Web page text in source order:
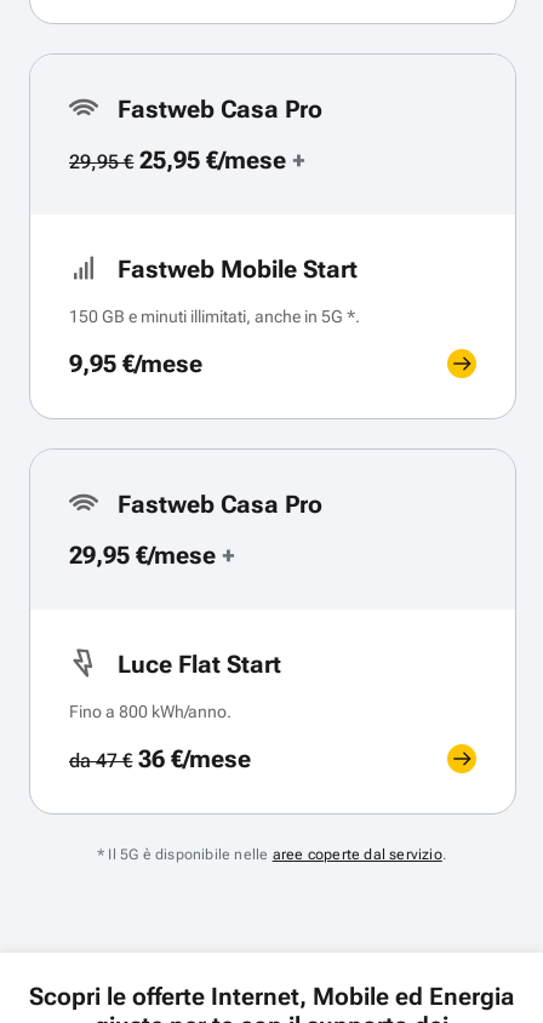
Fastweb Casa Pro
29,95 €25,95 €/mese+
Fastweb Mobile Start
150 GB e minuti illimitati, anche in 5G *.
9,95 €/mese
Fastweb Casa Pro
29,95 €/mese +
Luce Flat Start
Fino a 800 kWh/anno.
da 47 €36 €/mese
* Il 5G è disponibile nelle aree coperte dal servizio.
Scopri le offerte Internet, Mobile ed Energia